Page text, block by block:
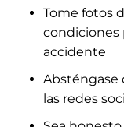
Tome fotos
condiciones
accidente
Absténgase
las redes